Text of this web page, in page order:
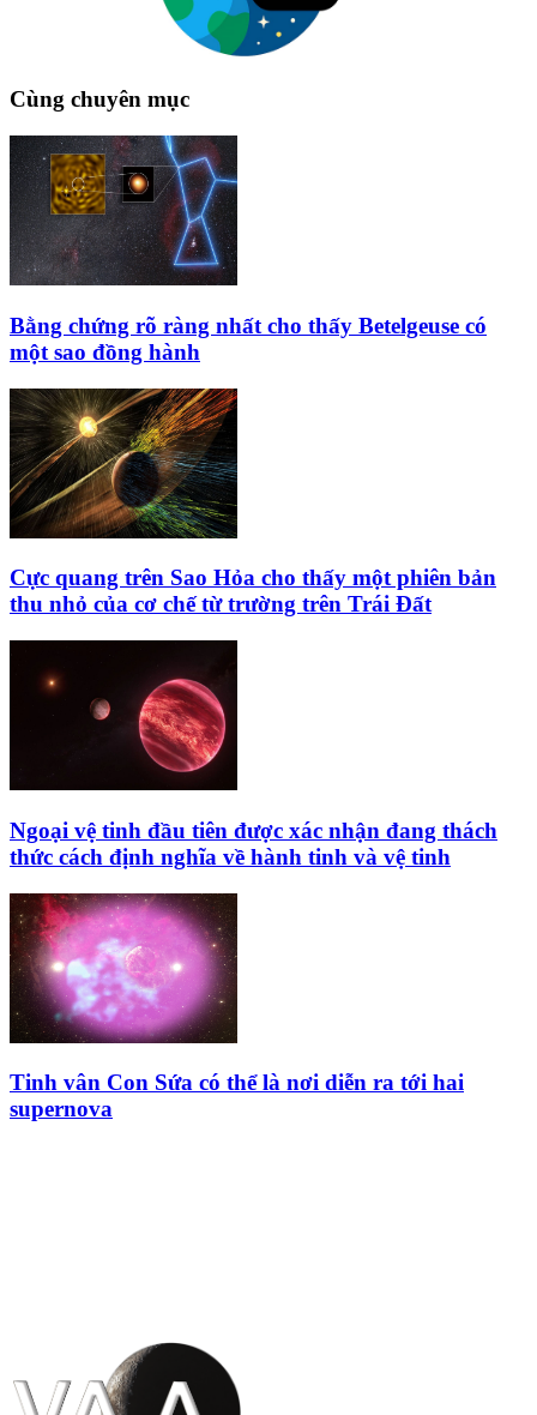
Cùng chuyên mục
Bằng chứng rõ ràng nhất cho thấy Betelgeuse có
một sao đồng hành
Cực quang trên Sao Hỏa cho thấy một phiên bản
thu nhỏ của cơ chế từ trường trên Trái Đất
Ngoại vệ tinh đầu tiên được xác nhận đang thách
thức cách định nghĩa về hành tinh và vệ tinh
Tinh vân Con Sứa có thể là nơi diễn ra tới hai
supernova